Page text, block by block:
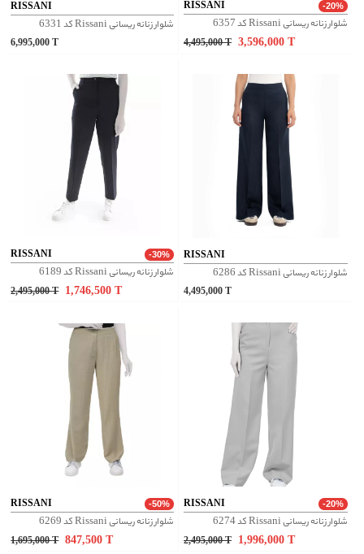
RISSANI
شلوار زنانه ریسانی Rissani کد 6331
6,995,000
RISSANI -20%
شلوار زنانه ریسانی Rissani کد 6357
4,495,000 T 3,596,000
RISSANI -30%
شلوار زنانه ریسانی Rissani کد 6189
2,495,000 T 1,746,500
RISSANI
شلوار زنانه ریسانی Rissani کد 6286
4,495,000
RISSANI -50%
شلوار زنانه ریسانی Rissani کد 6269
1,695,000 T 847,500
RISSANI -20%
شلوار زنانه ریسانی Rissani کد 6274
2,495,000 T 1,996,000